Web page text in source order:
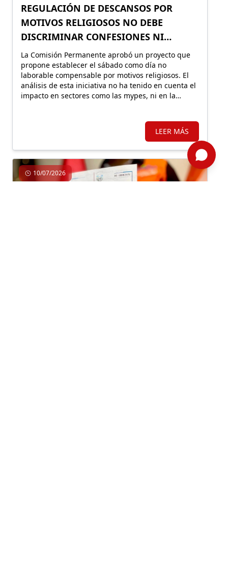
REGULACIÓN DE DESCANSOS POR
MOTIVOS RELIGIOSOS NO DEBE
DISCRIMINAR CONFESIONES NI
LIMITAR LA INICIATIVA PRIVADA
La Comisión Permanente aprobó un proyecto que
propone establecer el sábado como día no
laborable compensable por motivos religiosos. El
análisis de esta iniciativa no ha tenido en cuenta el
impacto en sectores como las mypes, ni en la
LEER MÁS
10/07/2026